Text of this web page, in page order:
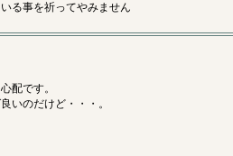
る事を祈ってやみません
配です。
いのだけど・・・。